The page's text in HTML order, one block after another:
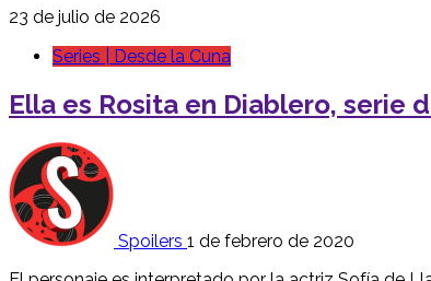
23 de julio de 2026
Series | Desde la Cuna
Ella es Rosita en Diablero, serie
Spoilers 1 de febrero de 2020